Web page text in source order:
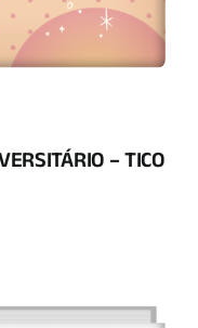
– TICO